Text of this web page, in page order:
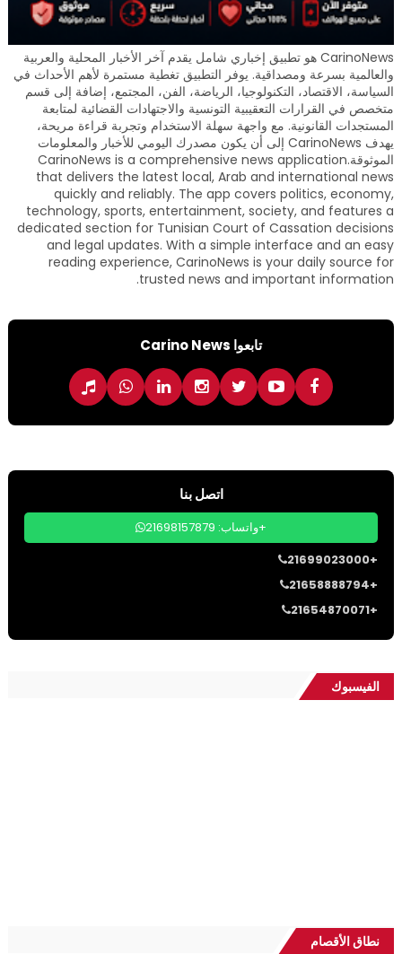
CarinoNews هو تطبيق إخباري شامل يقدم آخر الأخبار المحلية والعربية
والعالمية بسرعة ومصداقية. يوفر التطبيق تغطية مستمرة لأهم الأحداث في
السياسة، الاقتصاد، التكنولوجيا، الرياضة، الفن، المجتمع، إضافة إلى قسم
متخصص في القرارات التعقيبية التونسية والاجتهادات القضائية لمتابعة
المستجدات القانونية. مع واجهة سهلة الاستخدام وتجربة قراءة مريحة،
يهدف CarinoNews إلى أن يكون مصدرك اليومي للأخبار والمعلومات
الموثوقة.CarinoNews is a comprehensive news application
that delivers the latest local, Arab and international news
quickly and reliably. The app covers politics, economy,
technology, sports, entertainment, society, and features a
dedicated section for Tunisian Court of Cassation decisions
and legal updates. With a simple interface and an easy
reading experience, CarinoNews is your daily source for
trusted news and important information.
تابعوا Carino News
اتصل بنا
واتساب: 21698157879+
21699023000+
21658888794+
21654870071+
الفيسبوك
نطاق الأقصام